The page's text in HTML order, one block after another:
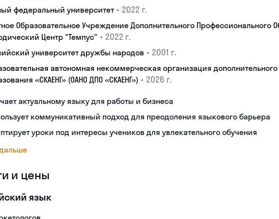
федеральный университет • 2022 г.
Образовательное Учреждение Дополнительного Профессионального
Центр "Темпус" • 2022 г.
университет дружбы народов • 2001 г.
автономная некоммерческая организация
«СКАЕНГ» (ОАНО ДПО «СКАЕНГ») • 2026 г.
актуальному языку для работы и бизнеса
коммуникативный подход для преодоления языкового барьера
уроки под интересы учеников для увлекательного обучения
и цены
язык